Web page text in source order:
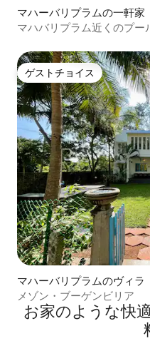
マハーバリプラムの一軒家
マハバリプラム近くのプー
ゲストチョイス
ゲストチョイス
マハーバリプラムのヴィラ
メゾン・ブーゲンビリア
お家のような快⁠